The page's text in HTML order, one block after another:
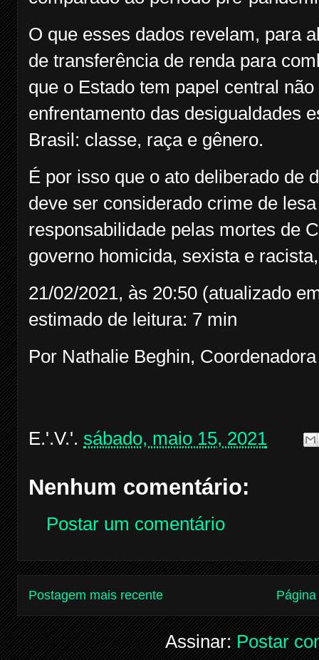
O que esses dados revelam, para
de transferência de renda para
que o Estado tem papel central
enfrentamento das desigualdades
Brasil: classe, raça e gênero.
É por isso que o ato deliberado de
deve ser considerado crime de
responsabilidade pelas mortes de
governo homicida, sexista e
21/02/2021, às 20:50 (atualizado
estimado de leitura: 7 min
Por Nathalie Beghin,
E.'.V.'. sábado, maio 15, 2021
Nenhum comentário:
Postar um comentário
Postagem mais recente
Assinar:Postar